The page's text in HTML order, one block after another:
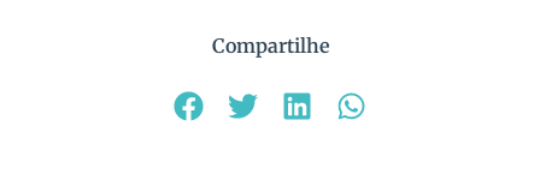
Compartilhe